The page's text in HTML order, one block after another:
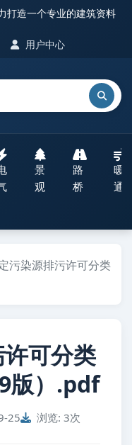
造一个专业的建筑资料
用户中心
景
观
路
桥
暖
通
污染源排污许可分类
可分类
版）.pdf
25 浏览: 3次